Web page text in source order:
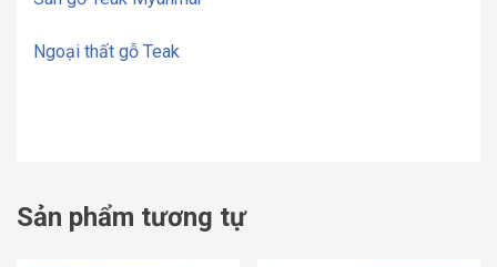
Ngoại thất gỗ Teak
Sản phẩm tương tự